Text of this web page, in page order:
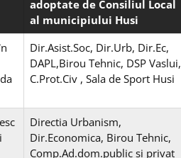
adoptate de Consiliul Local
al municipiului Husi
Dir.Asist.Soc, Dir.Urb, Dir.Ec,
DAPL,Birou Tehnic, DSP Vaslui,
C.Prot.Civ , Sala de Sport Husi
Directia Urbanism,
Dir.Economica, Birou Tehnic,
Comp.Ad.dom.public si privat